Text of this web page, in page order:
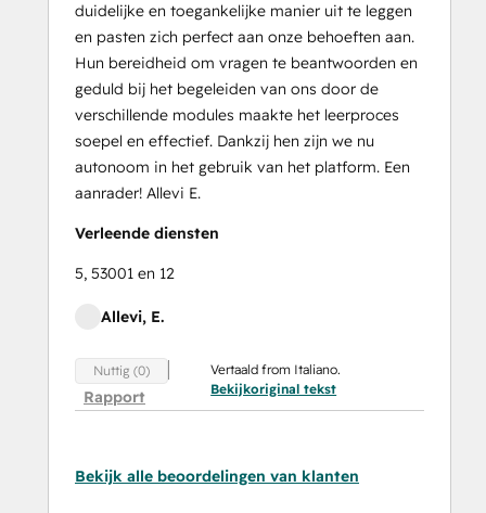
duidelijke en toegankelijke manier uit te leggen
en pasten zich perfect aan onze behoeften aan.
Hun bereidheid om vragen te beantwoorden en
geduld bij het begeleiden van ons door de
verschillende modules maakte het leerproces
soepel en effectief. Dankzij hen zijn we nu
autonoom in het gebruik van het platform. Een
aanrader! Allevi E.
Verleende diensten
5, 53001 en 12
Allevi, E.
Nuttig (0)
Rapport
Vertaald from Italiano.
Bekijkoriginal tekst
Bekijk alle beoordelingen van klanten